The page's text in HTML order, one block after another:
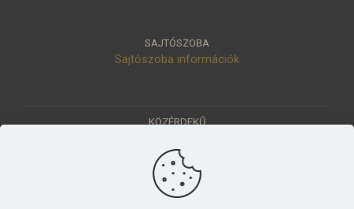
SAJTÓSZOBA
Sajtószoba információk
KÖZÉRDEKŰ
Értéktár
Pályázatok